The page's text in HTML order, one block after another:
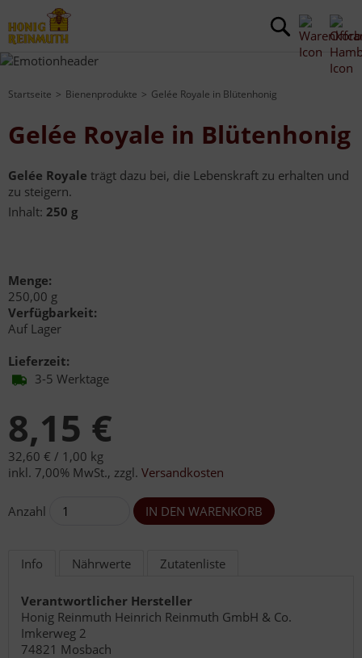
Startseite Bienenprodukte Gelée Royale in Blütenhonig
Gelée Royale in Blütenhonig
Gelée Royale trägt dazu bei, die Lebenskraft zu erhalten und
zu steigern.
Inhalt: 250 g
Menge:
250,00 g
Verfügbarkeit:
Auf Lager
Lieferzeit:
3-5 Werktage
8,15 €
32,60 € / 1,00 kg
inkl. 7,00% MwSt., zzgl. Versandkosten
Anzahl
Info Nährwerte Zutatenliste
Verantwortlicher Hersteller
Honig Reinmuth Heinrich Reinmuth GmbH & Co.
Imkerweg 2
74821 Mosbach